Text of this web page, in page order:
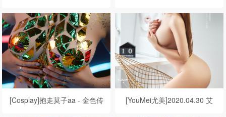
[Cosplay]抱走莫子aa - 金色传
[YouMei尤美]2020.04.30 艾